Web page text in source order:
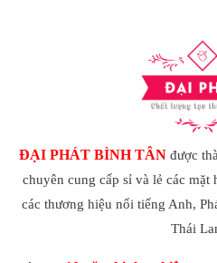
ĐẠI PHÁT BÌNH TÂN được
chuyên cung cấp sỉ và lẻ các mặt
các thương hiệu nổi tiếng Anh,
Thái